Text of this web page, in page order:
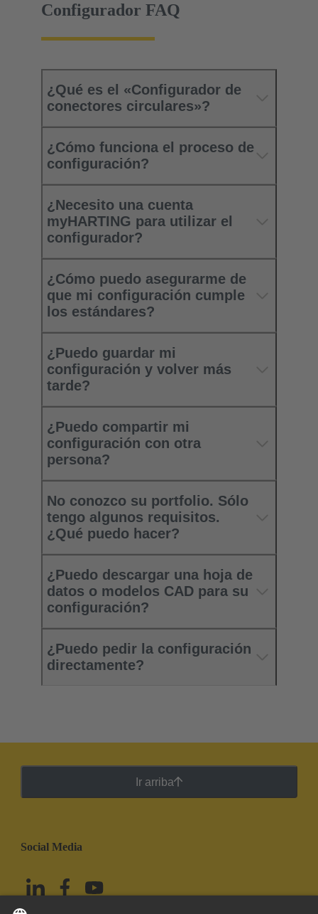
Configurador FAQ
¿Qué es el «Configurador de
conectores circulares»?
¿Cómo funciona el proceso de
configuración?
¿Necesito una cuenta
myHARTING para utilizar el
configurador?
¿Cómo puedo asegurarme de
que mi configuración cumple
los estándares?
¿Puedo guardar mi
configuración y volver más
tarde?
¿Puedo compartir mi
configuración con otra
persona?
No conozco su portfolio. Sólo
tengo algunos requisitos.
¿Qué puedo hacer?
¿Puedo descargar una hoja de
datos o modelos CAD para su
configuración?
¿Puedo pedir la configuración
directamente?
Ir arriba
Social Media